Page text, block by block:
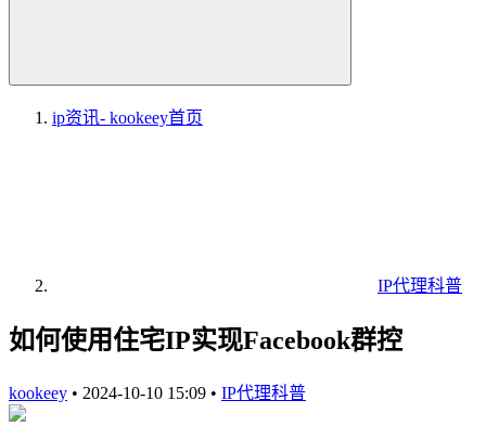
ip资讯- kookeey首页
IP代理科普
如何使用住宅IP实现Facebook群控
kookeey • 2024-10-10 15:09 • IP代理科普